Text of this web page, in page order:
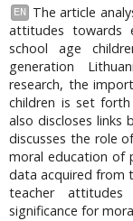
EN
The article
attitudes towards
school age
generation
research, the
children is set
also discloses links
discusses the role
moral education of
data acquired from
teacher
significance for